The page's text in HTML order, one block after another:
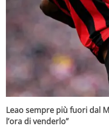
Leao sempre più fuori dal
l’ora di venderlo”